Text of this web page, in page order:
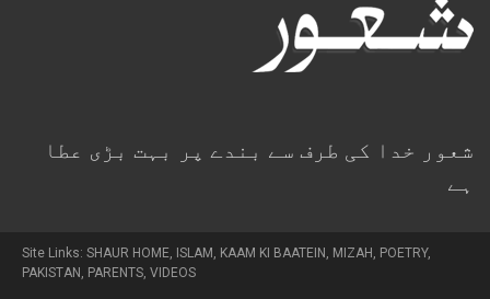
شعور خدا کی طرف سے بندے پر بہت بڑی عطا
ہے
Site Links: SHAUR HOME, ISLAM , KAAM KI BAATEIN , MIZAH , POETRY,
PAKISTAN , PARENTS, VIDEOS